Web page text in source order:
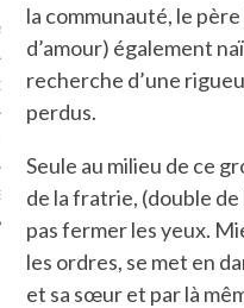
CARAVELLE
PODCAST
la communauté, le
d’amour) également
recherche d’une
perdus.
Seule au milieu de ce
de la fratrie, (double de
pas fermer les yeux.
les ordres, se met en
et sa sœur et par là